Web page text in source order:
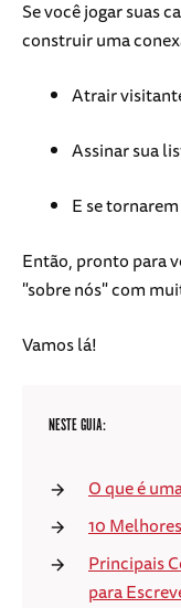
Se você jogar suas
construir uma
Atrair
Assinar sua
E se
Então, pronto para
"sobre nós" com
Vamos lá!
NESTE GUIA:
O que é
10
Principais
para